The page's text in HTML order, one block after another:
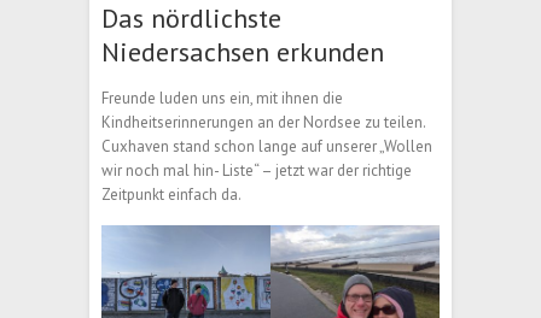
Das nördlichste
Niedersachsen erkunden
Freunde luden uns ein, mit ihnen die
Kindheitserinnerungen an der Nordsee zu teilen.
Cuxhaven stand schon lange auf unserer „Wollen
wir noch mal hin- Liste“ – jetzt war der richtige
Zeitpunkt einfach da.